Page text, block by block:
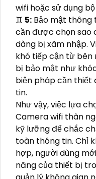
wifi hoặc sử dụng
♊ 5: Bảo mật thông
cần được chọn sao
dàng bị xâm nhập.
khó tiếp cận từ bên
bị bảo mật như
biện pháp cần thiết
tin.
Như vậy, việc lựa
Camera wifi thân
kỹ lưỡng để chắc
toàn thông tin. Chỉ
hợp, người dùng
năng của thiết bị